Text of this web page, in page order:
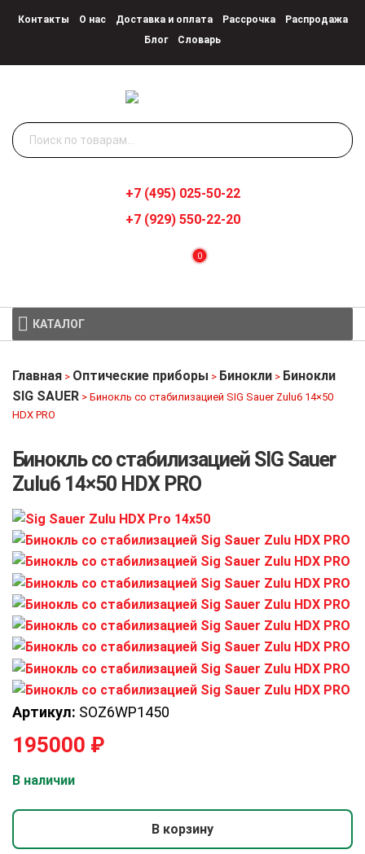
Контакты О нас Доставка и оплата Рассрочка
Распродажа
Блог
Словарь
Искать:
0
+7 (495) 025-50-22
+7 (929) 550-22-20
КАТАЛОГ
Главная > Оптические приборы > Бинокли > Бинокли
SIG SAUER > Бинокль со стабилизацией SIG Sauer Zulu6 14×50
HDX PRO
Бинокль со стабилизацией SIG Sauer
Zulu6 14×50 HDX PRO
Артикул: SOZ6WP1450
195000 ₽
В наличии
В корзину